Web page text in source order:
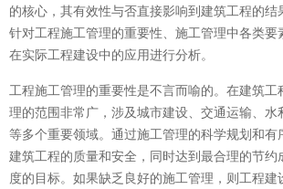
的核心，其有效性与否直接影响到建筑工程的
针对工程施工管理的重要性、施工管理中各类要
在实际工程建设中的应用进行分析。
工程施工管理的重要性是不言而喻的。在建筑工
理的范围非常广，涉及城市建设、交通运输、水
等多个重要领域。通过施工管理的科学规划和有
建筑工程的质量和安全，同时达到最合理的节约
度的目标。如果缺乏良好的施工管理，则工程